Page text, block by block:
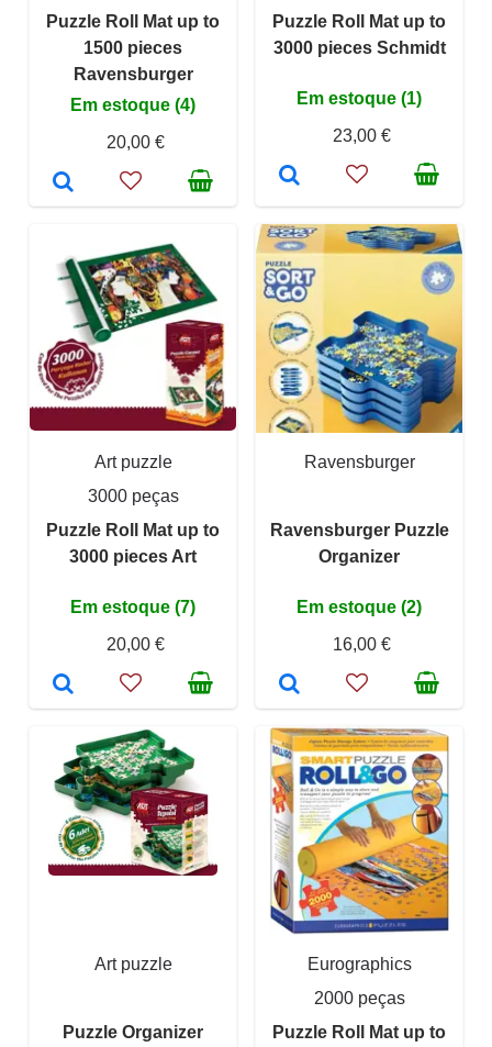
Puzzle Roll Mat up to
1500 pieces
Ravensburger
Em estoque (4)
20,00 €
Puzzle Roll Mat up to
3000 pieces Schmidt
Em estoque (1)
23,00 €
Art puzzle
3000 peças
Puzzle Roll Mat up to
3000 pieces Art
Em estoque (7)
20,00 €
Ravensburger
Ravensburger Puzzle
Organizer
Em estoque (2)
16,00 €
Art puzzle
Puzzle Organizer
Eurographics
2000 peças
Puzzle Roll Mat up to